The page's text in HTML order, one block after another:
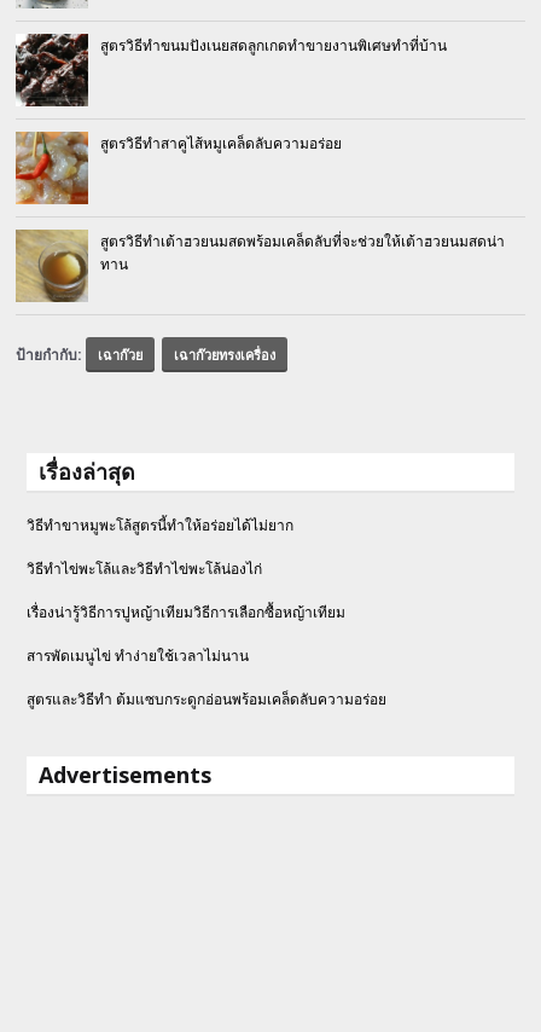
สูตรวิธีทำขนมปังเนยสดลูกเกดทำขายงานพิเศษทำที่บ้าน
สูตรวิธีทำสาคูไส้หมูเคล็ดลับความอร่อย
สูตรวิธีทำเต้าฮวยนมสดพร้อมเคล็ดลับที่จะช่วยให้เต้าฮวยนมสดน่า
ทาน
ป้ายกำกับ: เฉาก๊วย เฉาก๊วยทรงเครื่อง
เรื่องล่าสุด
วิธีทำขาหมูพะโล้สูตรนี้ทำให้อร่อยได้ไม่ยาก
วิธีทําไข่พะโล้และวิธีทำไข่พะโล้น่องไก่
เรื่องน่ารู้วิธีการปูหญ้าเทียมวิธีการเลือกซื้อหญ้าเทียม
สารพัดเมนูไข่ ทำง่ายใช้เวลาไม่นาน
สูตรและวิธีทำ ต้มแซบกระดูกอ่อนพร้อมเคล็ดลับความอร่อย
Advertisements